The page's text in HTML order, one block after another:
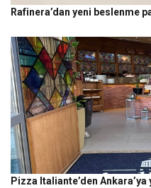
Rafinera’dan yeni beslenme
Pizza Italiante’den Ankara’ya